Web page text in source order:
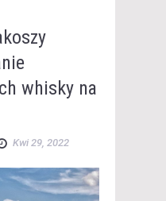
whisky na
Kwi 29, 2022